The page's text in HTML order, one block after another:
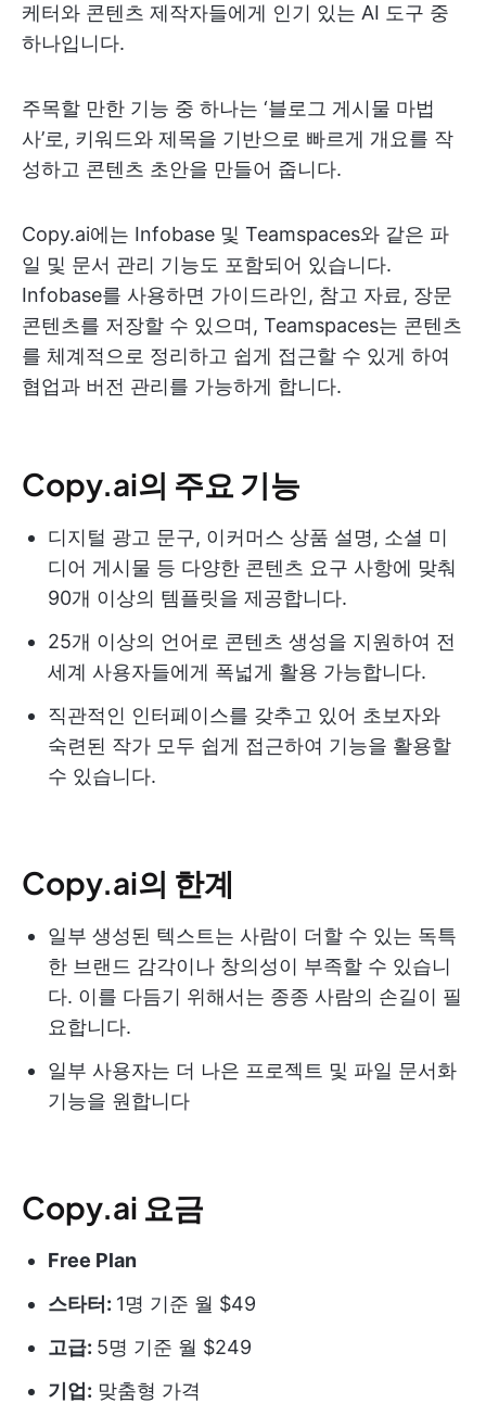
케터와 콘텐츠 제작자들에게 인기 있는 AI 도구 중
하나입니다.
주목할 만한 기능 중 하나는 ‘블로그 게시물 마법
사’로, 키워드와 제목을 기반으로 빠르게 개요를 작
성하고 콘텐츠 초안을 만들어 줍니다.
Copy.ai에는 Infobase 및 Teamspaces와 같은 파
일 및 문서 관리 기능도 포함되어 있습니다.
Infobase를 사용하면 가이드라인, 참고 자료, 장문
콘텐츠를 저장할 수 있으며, Teamspaces는 콘텐츠
를 체계적으로 정리하고 쉽게 접근할 수 있게 하여
협업과 버전 관리를 가능하게 합니다.
Copy.ai의 주요 기능
디지털 광고 문구, 이커머스 상품 설명, 소셜 미
디어 게시물 등 다양한 콘텐츠 요구 사항에 맞춰
90개 이상의 템플릿을 제공합니다.
25개 이상의 언어로 콘텐츠 생성을 지원하여 전
세계 사용자들에게 폭넓게 활용 가능합니다.
직관적인 인터페이스를 갖추고 있어 초보자와
숙련된 작가 모두 쉽게 접근하여 기능을 활용할
수 있습니다.
Copy.ai의 한계
일부 생성된 텍스트는 사람이 더할 수 있는 독특
한 브랜드 감각이나 창의성이 부족할 수 있습니
다. 이를 다듬기 위해서는 종종 사람의 손길이 필
요합니다.
일부 사용자는 더 나은 프로젝트 및 파일 문서화
기능을 원합니다
Copy.ai 요금
Free Plan
스타터: 1명 기준 월 $49
고급: 5명 기준 월 $249
기업: 맞춤형 가격